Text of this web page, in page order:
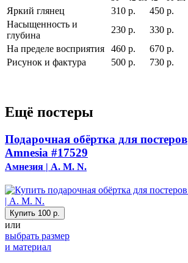
Яркий глянец 310 р. 450 р.
Насыщенность и
глубина
230 р. 330 р.
На пределе восприятия
460 р. 670 р.
Рисунок и фактура
500 р. 730 р.
Ещё постеры
Подарочная обёртка для постеров
Amnesia #17529
Амнезия | A. M. N.
Купить 100 р.
или
выбрать размер
и материал